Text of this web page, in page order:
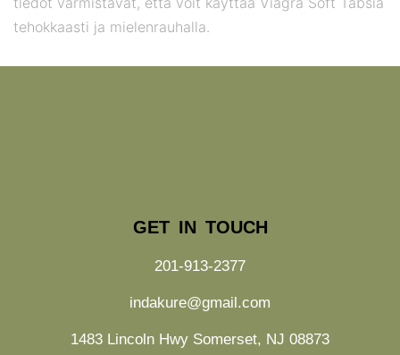
tehokkaasti ja mielenrauhalla.
GET IN TOUCH
201-913-2377
indakure@gmail.com
1483 Lincoln Hwy Somerset, NJ 08873